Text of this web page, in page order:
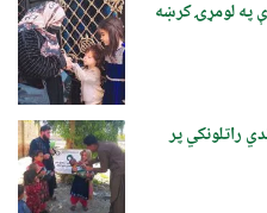
په لومړۍ کرښه
راتلونکي پر